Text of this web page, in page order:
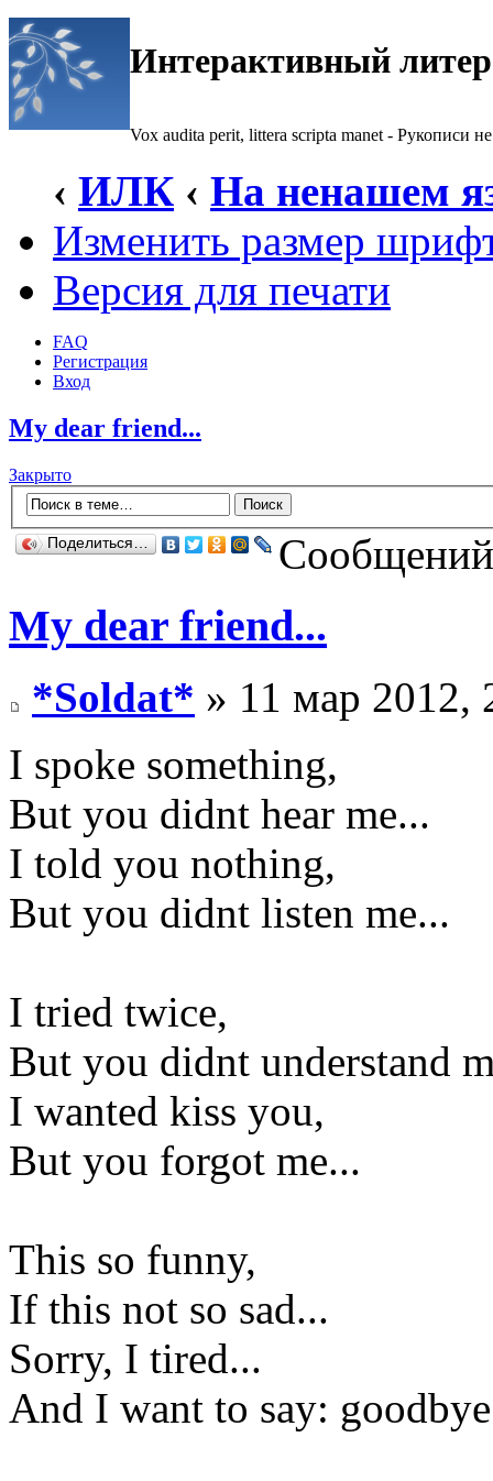
Интерактивный
Vox audita perit, littera scripta manet - Рукописи не
‹ ИЛК ‹ На ненашем
Изменить размер
Версия для печати
FAQ
Регистрация
Вход
My dear friend...
Закрыто
Поделиться…
My dear friend...
*Soldat* » 11 мар 2012,
I spoke something,
But you didnt hear me...
I told you nothing,
But you didnt listen me...
I tried twice,
But you didnt understand
I wanted kiss you,
But you forgot me...
This so funny,
If this not so sad...
Sorry, I tired...
And I want to say: goodbye